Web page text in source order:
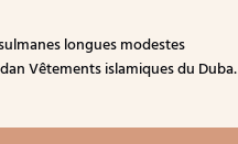
longues modestes
Vêtements islamiques du Dubaï